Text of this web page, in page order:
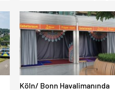
Köln/ Bonn Havalimanında